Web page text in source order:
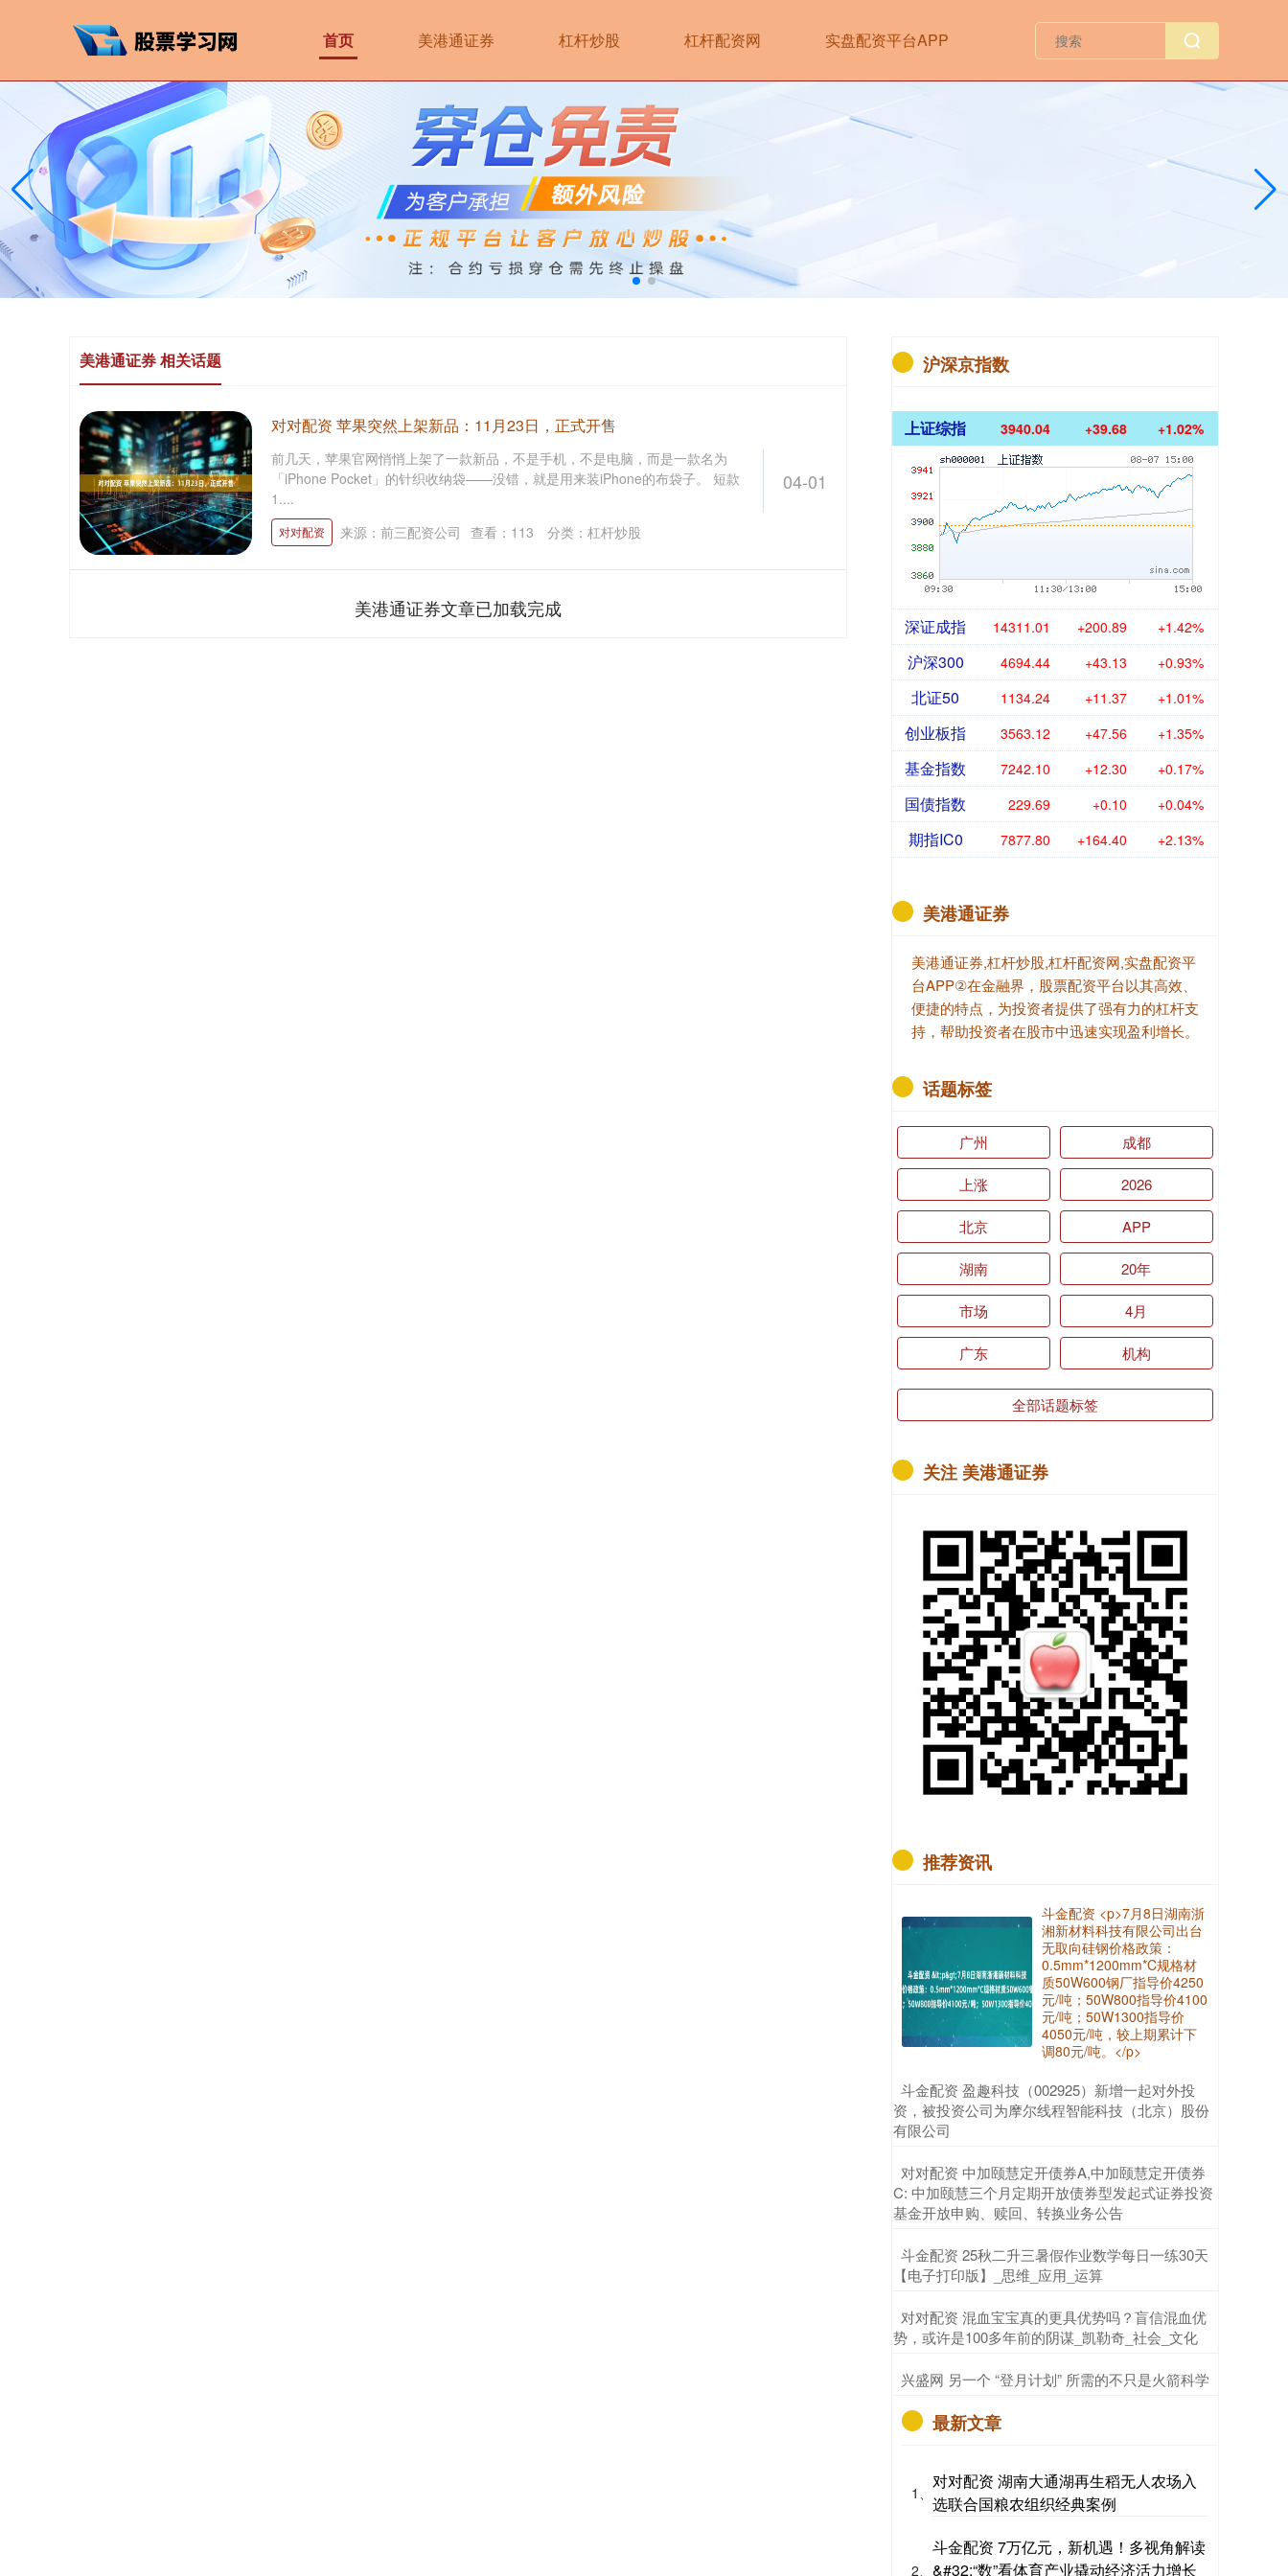
首页 美港通证券 杠杆炒股 杠杆配资网 实盘配资平台APP
美港通证券 相关话题
04-01
对对配资 苹果突然上架新品：11月23日，正式开售
前几天，苹果官网悄悄上架了一款新品，不是手机，不是电脑，而是一款名为
「iPhone Pocket」的针织收纳袋——没错，就是用来装iPhone的布袋子。 短款
1....
对对配资 来源：前三配资公司 查看： 113 分类： 杠杆炒股
美港通证券文章已加载完成
沪深京指数
上证综指 3940.04 +39.68 +1.02%
深证成指 14311.01 +200.89 +1.42%
沪深300 4694.44 +43.13 +0.93%
北证50 1134.24 +11.37 +1.01%
创业板指 3563.12 +47.56 +1.35%
基金指数 7242.10 +12.30 +0.17%
国债指数 229.69 +0.10 +0.04%
期指IC0 7877.80 +164.40 +2.13%
美港通证券
美港通证券,杠杆炒股,杠杆配资网,实盘配资平
台APP②在金融界，股票配资平台以其高效、
便捷的特点，为投资者提供了强有力的杠杆支
持，帮助投资者在股市中迅速实现盈利增长。
话题标签
广州 成都
上涨 2026
北京 APP
湖南 20年
市场 4月
广东 机构
全部话题标签
关注 美港通证券
推荐资讯
斗金配资 <p>7月8日湖南浙
湘新材料科技有限公司出台
无取向硅钢价格政策：
0.5mm*1200mm*C规格材
质50W600钢厂指导价4250
元/吨；50W800指导价4100
元/吨；50W1300指导价
4050元/吨，较上期累计下
调80元/吨。</p>
​斗金配资 盈趣科技（002925）新增一起对外投
资，被投资公司为摩尔线程智能科技（北京）股份
有限公司
​对对配资 中加颐慧定开债券A,中加颐慧定开债券
C: 中加颐慧三个月定期开放债券型发起式证券投资
基金开放申购、赎回、转换业务公告
​斗金配资 25秋二升三暑假作业数学每日一练30天
【电子打印版】_思维_应用_运算
​对对配资 混血宝宝真的更具优势吗？盲信混血优
势，或许是100多年前的阴谋_凯勒奇_社会_文化
​兴盛网 另一个 “登月计划” 所需的不只是火箭科学
最新文章
1、
对对配资 湖南大通湖再生稻无人农场入
选联合国粮农组织经典案例
2、
斗金配资 7万亿元，新机遇！多视角解读
&#32;“数”看体育产业撬动经济活力增长